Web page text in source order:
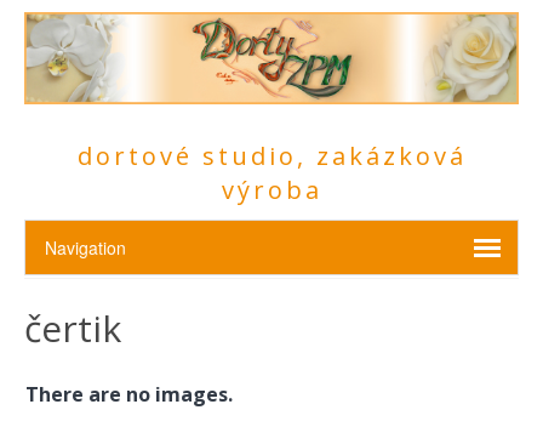
dortové studio, zakázková
výroba
čertik
There are no images.